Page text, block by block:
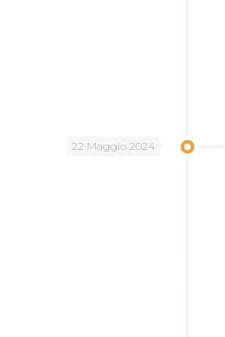
22 Maggio 2024